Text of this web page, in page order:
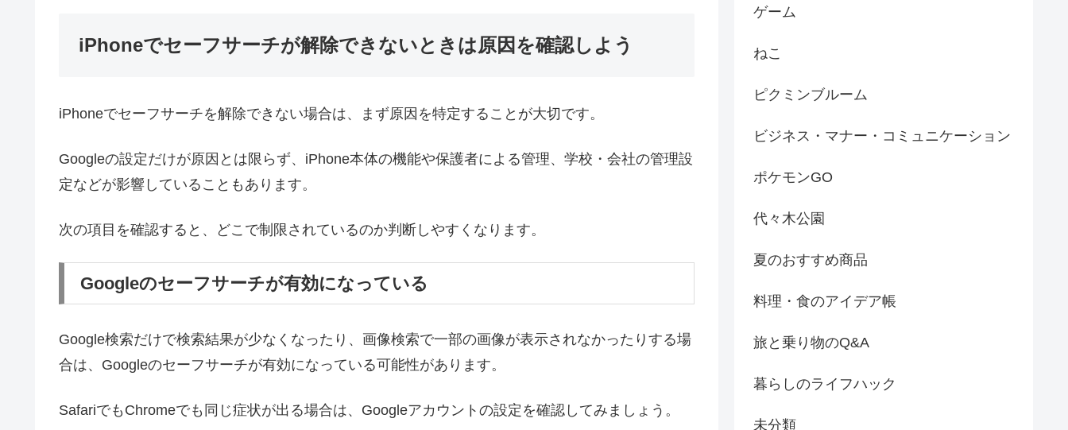
iPhoneでセーフサーチが解除できないときは原因を確認しよう
iPhoneでセーフサーチを解除できない場合は、まず原因を特定することが大切です。
Googleの設定だけが原因とは限らず、iPhone本体の機能や保護者による管理、学校・会社の管理設
定などが影響していることもあります。
次の項目を確認すると、どこで制限されているのか判断しやすくなります。
Googleのセーフサーチが有効になっている
Google検索だけで検索結果が少なくなったり、画像検索で一部の画像が表示されなかったりする場
合は、Googleのセーフサーチが有効になっている可能性があります。
SafariでもChromeでも同じ症状が出る場合は、Googleアカウントの設定を確認してみましょう。
ゲーム
ねこ
ピクミンブルーム
ビジネス・マナー・コミュニケーション
ポケモンGO
代々木公園
夏のおすすめ商品
料理・食のアイデア帳
旅と乗り物のQ&A
暮らしのライフハック
未分類